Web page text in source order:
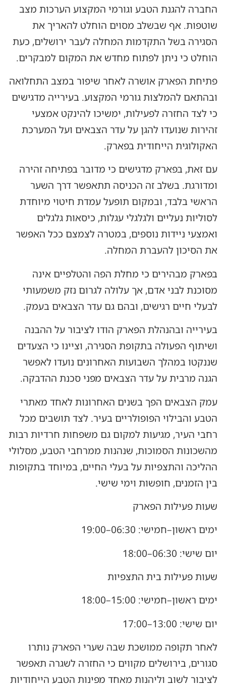
החברה להגנת הטבע וגורמי המקצוע הערכות מצב
שוטפות. אף שבשלב מסוים הוחלט להאריך את
הסגירה בשל התקדמות המחלה לעבר ירושלים, כעת
הוחלט כי ניתן לפתוח מחדש את המקום למבקרים.
פתיחת הפארק אושרה לאחר שיפור במצב התחלואה
ובהתאם להמלצות גורמי המקצוע. בעירייה מדגישים
כי לצד החזרה לפעילות, ימשיכו להינקט אמצעי
זהירות שנועדו להגן על עדר הצבאים ועל המערכת
האקולוגית הייחודית בפארק.
עם זאת, בפארק מדגישים כי מדובר בפתיחה זהירה
ומדורגת. בשלב זה הכניסה תתאפשר דרך השער
הראשי בלבד, ובמקום תופעל עמדת חיטוי מיוחדת
לסוליות נעליים ולגלגלי עגלות, כיסאות גלגלים
ואמצעי ניידות נוספים, במטרה לצמצם ככל האפשר
את הסיכון להעברת המחלה.
בפארק מבהירים כי מחלת הפה והטלפיים אינה
מסוכנת לבני אדם, אך עלולה לגרום נזק משמעותי
לבעלי חיים רגישים, ובהם גם עדר הצבאים בעמק.
בעירייה ובהנהלת הפארק הודו לציבור על ההבנה
ושיתוף הפעולה בתקופת הסגירה, וציינו כי הצעדים
שננקטו במהלך השבועות האחרונים נועדו לאפשר
הגנה מרבית על עדר הצבאים מפני סכנת ההדבקה.
עמק הצבאים הפך בשנים האחרונות לאחד מאתרי
הטבע והבילוי הפופולריים בעיר. לצד תושבים מכל
רחבי העיר, מגיעות למקום גם משפחות חרדיות רבות
מהשכונות הסמוכות, שנהנות ממרחבי הטבע, מסלולי
ההליכה והתצפיות על בעלי החיים, במיוחד בתקופות
בין הזמנים, חופשות וימי שישי.
שעות פעילות הפארק
ימים ראשון–חמישי: 06:30–19:00
יום שישי: 06:30–18:00
שעות פעילות בית התצפיות
ימים ראשון–חמישי: 15:00–18:00
יום שישי: 13:00–17:00
לאחר תקופה ממושכת שבה שערי הפארק נותרו
סגורים, בירושלים מקווים כי החזרה לשגרה תאפשר
לציבור לשוב וליהנות מאחד מפינות הטבע הייחודיות